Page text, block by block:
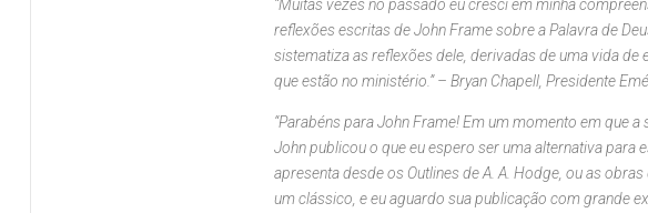
“Muitas vezes no passado eu cresci em minha
reflexões escritas de John Frame sobre a Palavra de
sistematiza as reflexões dele, derivadas de uma vida
que estão no ministério.” – Bryan Chapell, Presidente
“Parabéns para John Frame! Em um momento em que
John publicou o que eu espero ser uma alternativa
apresenta desde os Outlines de A. A. Hodge, ou as
um clássico, e eu aguardo sua publicação com grande